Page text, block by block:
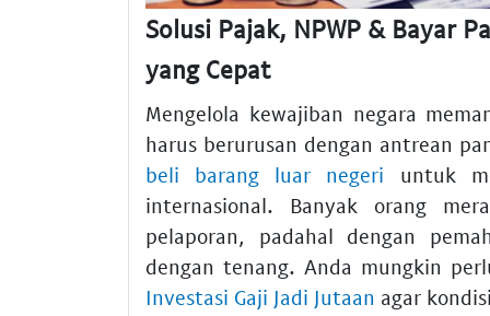
Solusi Pajak, NPWP & Bayar
yang Cepat
Mengelola kewajiban negara
harus berurusan dengan antrean
beli barang luar negeri untuk
internasional. Banyak orang
pelaporan, padahal dengan
dengan tenang. Anda mungkin
Investasi Gaji Jadi Jutaan agar